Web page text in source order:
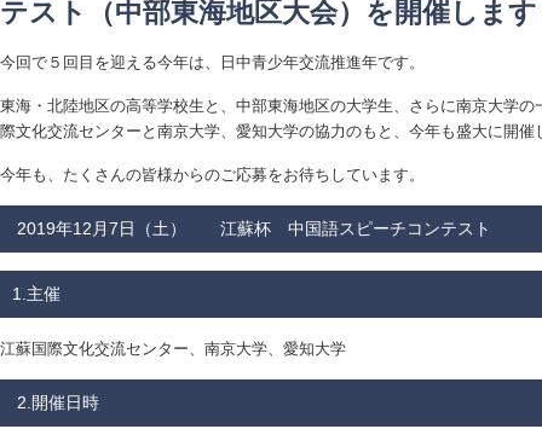
テスト（中部東海地区大会）を開催しま
今回で５回目を迎える今年は、日中青少年交流推進年です。
東海・北陸地区の高等学校生と、中部東海地区の大学生、さらに南京大学
際文化交流センターと南京大学、愛知大学の協力のもと、今年も盛大に開催
今年も、たくさんの皆様からのご応募をお待ちしています。
2019年12月7日（土） 江蘇杯 中国語スピーチコンテスト
1.主催
江蘇国際文化交流センター、南京大学、愛知大学
2.開催日時